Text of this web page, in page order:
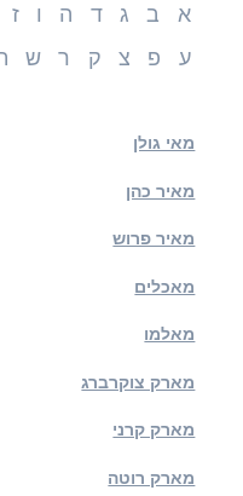
א ב ג ד ה ו ז
ע
פ צ ק ר ש
מאי גולן
מאיר כהן
מאיר פרוש
מאכלים
מאלמו
מארק צוקרברג
מארק קרני
מארק רוטה